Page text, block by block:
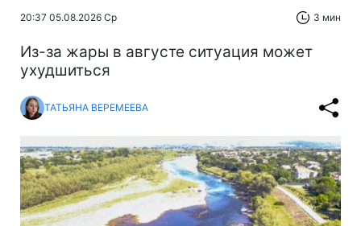
20:37 05.08.2026 Ср 3 мин
Из-за жары в августе ситуация может
ухудшиться
ТАТЬЯНА ВЕРЕМЕЕВА